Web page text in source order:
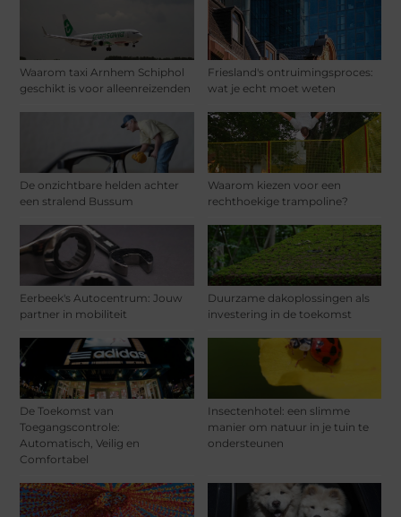
Waarom taxi Arnhem Schiphol
geschikt is voor alleenreizenden
Friesland's ontruimingsproces:
wat je echt moet weten
De onzichtbare helden achter
een stralend Bussum
Waarom kiezen voor een
rechthoekige trampoline?
Eerbeek's Autocentrum: Jouw
partner in mobiliteit
Duurzame dakoplossingen als
investering in de toekomst
De Toekomst van
Toegangscontrole:
Automatisch, Veilig en
Comfortabel
Insectenhotel: een slimme
manier om natuur in je tuin te
ondersteunen